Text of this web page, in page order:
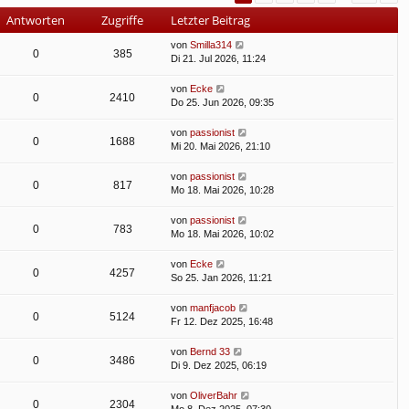
Antworten Zugriffe Letzter Beitrag
0 385
von Smilla314
Di 21. Jul 2026, 11:24
0 2410
von Ecke
Do 25. Jun 2026, 09:35
0 1688
von passionist
Mi 20. Mai 2026, 21:10
0 817
von passionist
Mo 18. Mai 2026, 10:28
0 783
von passionist
Mo 18. Mai 2026, 10:02
0 4257
von Ecke
So 25. Jan 2026, 11:21
0 5124
von manfjacob
Fr 12. Dez 2025, 16:48
0 3486
von Bernd 33
Di 9. Dez 2025, 06:19
0 2304
von OliverBahr